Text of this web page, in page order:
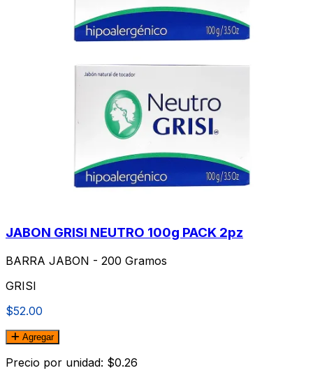
JABON GRISI NEUTRO 100g PACK 2pz
BARRA JABON - 200 Gramos
GRISI
$52.00
Agregar
Precio por unidad: $0.26